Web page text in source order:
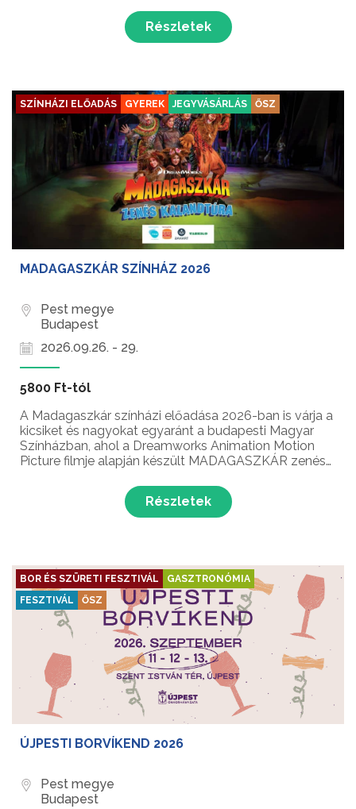
foglalja le a helyét idejében – Poirot-nak is protekció
Részletek
SZÍNHÁZI ELŐADÁS GYEREK JEGYVÁSÁRLÁS ŐSZ
MADAGASZKÁR SZÍNHÁZ 2026
Pest megye
Budapest
2026.09.26. - 29.
5800 Ft-tól
A Madagaszkár színházi előadása 2026-ban is várja a
kicsiket és nagyokat egyaránt a budapesti Magyar
Színházban, ahol a Dreamworks Animation Motion
Picture filmje alapján készült MADAGASZKÁR zenés
Részletek
BOR ÉS SZÜRETI FESZTIVÁL
GASZTRONÓMIA
FESZTIVÁL
ŐSZ
ÚJPESTI BORVÍKEND 2026
Pest megye
Budapest